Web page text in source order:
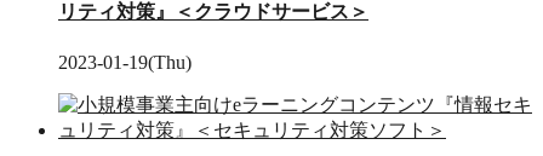
リティ対策』＜クラウドサービス＞
2023-01-19(Thu)